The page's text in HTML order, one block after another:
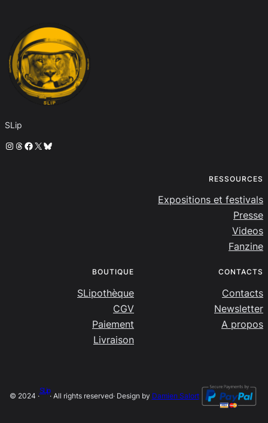
SLip
Instagram
Threads
Facebook
X Bluesky
RESSOURCES
Expositions et festivals
Presse
Videos
Fanzine
BOUTIQUE
SLipothèque
CGV
Paiement
Livraison
CONTACTS
Contacts
Newsletter
A propos
© 2024 ·
SLip
· All rights reserved· Design by Damien Salort